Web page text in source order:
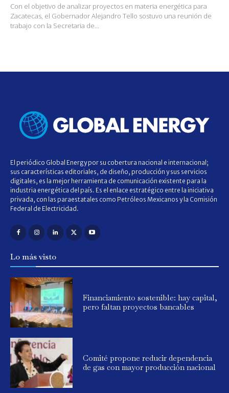
Con el objetivo de analizar proyectos en materia energética para
Zacatecas, el Gobernador Alejandro Tello sostuvo una reunión de
trabajo con la Secretaria de...
El periódico Global Energy por su cobertura nacional e internacional;
sus características editoriales, de diseño, producción y sus servicios
digitales, es la mejor herramienta de comunicación existente para la
industria energética del país. Es el enlace estratégico entre la iniciativa
privada, con las paraestatales como Petróleos Mexicanos y la Comisión
Federal de Electricidad.
Lo más visto
Financiamiento sostenible: hay capital,
pero faltan proyectos bancables
Comité propone reducir dependencia
de gas con mayor producción nacional